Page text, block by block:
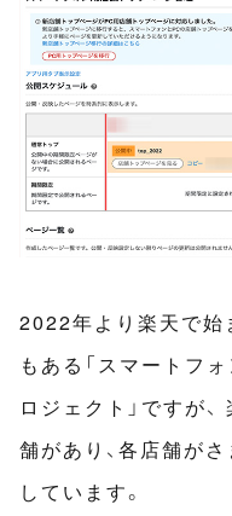
2022年より楽天で始
もある「スマートフ
ロジェクト」ですが
舗があり、各店舗が
しています。